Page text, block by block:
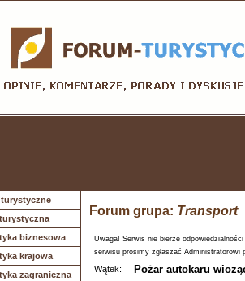
biznesowa
krajowa
zagraniczna
Forum grupa: Transport
Uwaga! Serwis nie bierze
serwisu prosimy zgłaszać Administratorowi
Wątek: Pożar autokaru